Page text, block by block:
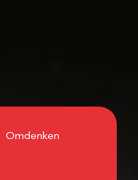
Omdenken